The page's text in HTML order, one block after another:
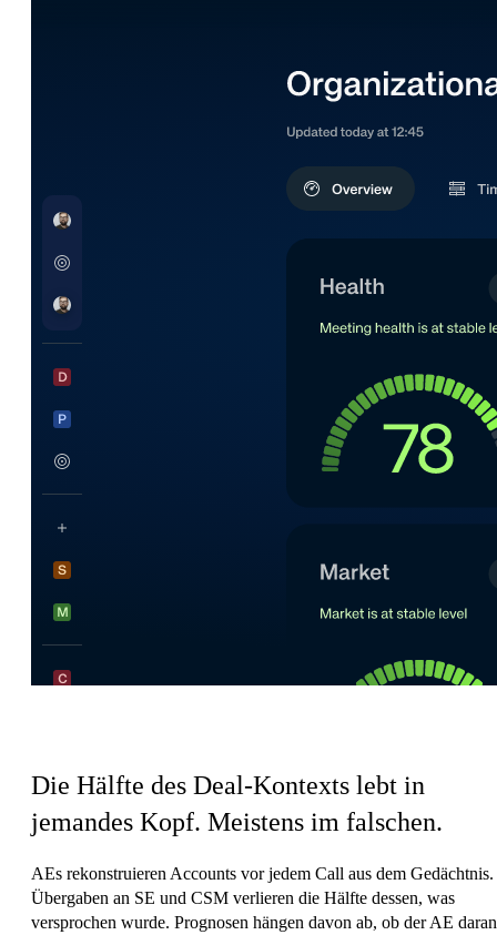
Die Hälfte des Deal-Kontexts lebt in
jemandes Kopf. Meistens im falschen.
AEs rekonstruieren Accounts vor jedem Call aus dem Gedächtnis.
Übergaben an SE und CSM verlieren die Hälfte dessen, was
versprochen wurde. Prognosen hängen davon ab, ob der AE daran